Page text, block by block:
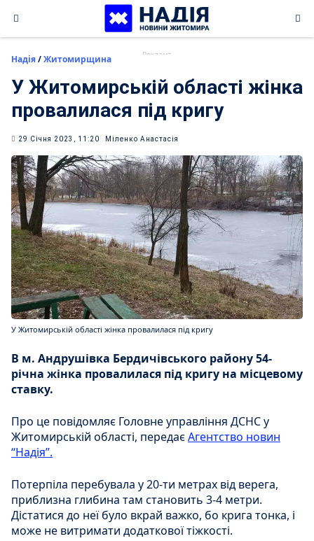
content
Надія/Житомирщина
У Житомирській області жінка
провалилася під кригу
29 Січня 2023, 11:20 Міленко Анастасія
У Житомирській області жінка провалилася під кригу
В м. Андрушівка Бердичівського району 54-
річна жінка провалилася під кригу на місцевому
ставку.
Про це повідомляє Головне управління ДСНС у
Житомирській області, передаєАгентство новин
“Надія”.
Потерпіла перебувала у 20-ти метрах від верега,
приблизна глибина там становить 3-4 метри.
Дістатися до неї було вкрай важко, бо крига тонка, і
може не витримати додаткової тіжкості.